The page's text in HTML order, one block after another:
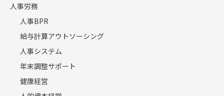
人事労務
人事BPR
給与計算アウトソーシング
人事システム
年末調整サポート
健康経営
これらの業種では、安定した労働条件や充実した福利厚生
が背景にあると推測されるでしょう。
参考：新規大卒就職者の産業分類別（大分類１）就職後３
年以内２の離職率の推移 | 厚生労働省
早期離職は会社・組織にどのよ